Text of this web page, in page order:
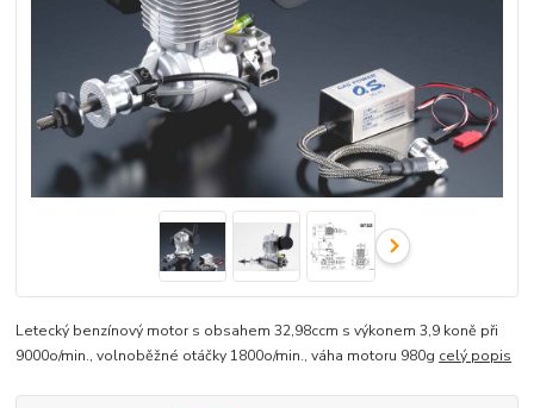
Letecký benzínový motor s obsahem 32,98ccm s výkonem 3,9 koně při
9000o/min., volnoběžné otáčky 1800o/min., váha motoru 980g celý popis